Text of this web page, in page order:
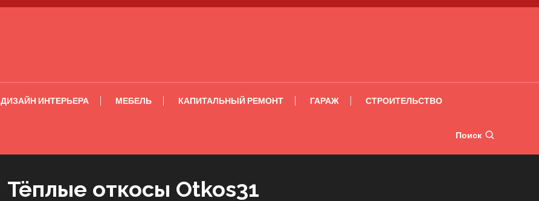
ДИЗАЙН ИНТЕРЬЕРА МЕБЕЛЬ КАПИТАЛЬНЫЙ РЕМОНТ ГАРАЖ СТРОИТЕЛЬСТВО
Поиск
Тёплые откосы Otkos31